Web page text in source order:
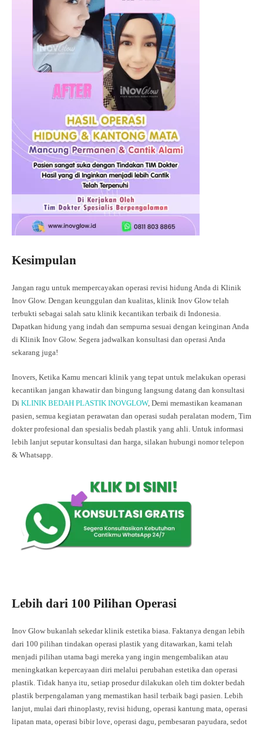
Kesimpulan
Jangan ragu untuk mempercayakan operasi revisi hidung Anda di Klinik
Inov Glow. Dengan keunggulan dan kualitas, klinik Inov Glow telah
terbukti sebagai salah satu klinik kecantikan terbaik di Indonesia.
Dapatkan hidung yang indah dan sempurna sesuai dengan keinginan Anda
di Klinik Inov Glow. Segera jadwalkan konsultasi dan operasi Anda
sekarang juga!
Inovers, Ketika Kamu mencari klinik yang tepat untuk melakukan operasi
kecantikan jangan khawatir dan bingung langsung datang dan konsultasi
Di KLINIK BEDAH PLASTIK INOVGLOW, Demi memastikan keamanan
pasien, semua kegiatan perawatan dan operasi sudah peralatan modern, Tim
dokter profesional dan spesialis bedah plastik yang ahli. Untuk informasi
lebih lanjut seputar konsultasi dan harga, silakan hubungi nomor telepon
& Whatsapp.
Lebih dari 100 Pilihan Operasi
Inov Glow bukanlah sekedar klinik estetika biasa. Faktanya dengan lebih
dari 100 pilihan tindakan operasi plastik yang ditawarkan, kami telah
menjadi pilihan utama bagi mereka yang ingin mengembalikan atau
meningkatkan kepercayaan diri melalui perubahan estetika dan operasi
plastik. Tidak hanya itu, setiap prosedur dilakukan oleh tim dokter bedah
plastik berpengalaman yang memastikan hasil terbaik bagi pasien. Lebih
lanjut, mulai dari rhinoplasty, revisi hidung, operasi kantung mata, operasi
lipatan mata, operasi bibir love, operasi dagu, pembesaran payudara, sedot